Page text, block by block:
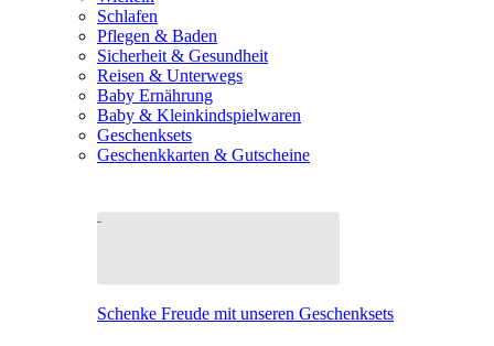
Schlafen
Pflegen & Baden
Sicherheit & Gesundheit
Reisen & Unterwegs
Baby Ernährung
Baby & Kleinkindspielwaren
Geschenksets
Geschenkkarten & Gutscheine
Schenke Freude mit unseren Geschenksets